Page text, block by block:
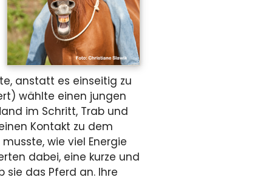
anstatt es einseitig zu
wählte einen jungen
im Schritt, Trab und
Kontakt zu dem
wie viel Energie
dabei, eine kurze und
sie das Pferd an. Ihre